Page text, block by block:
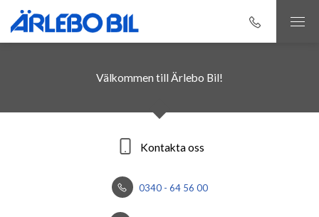
Välkommen till Ärlebo Bil!
Kontakta oss
0340 - 64 56 00